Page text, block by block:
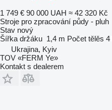
1 749 € 90 000 UAH ≈ 42 320 Kč
Stroje pro zpracování půdy - pluh
Stav nový
Šířka držáku 1,4 m Počet tělěs 4
Ukrajina, Kyiv
TOV «FERM Ye»
Kontakt s dealerem